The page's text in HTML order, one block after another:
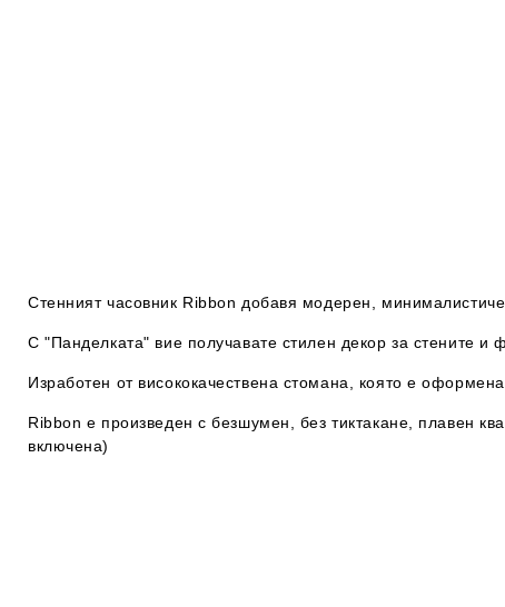
Стенният часовник Ribbon добавя модерен,
С "Панделката" вие получавате стилен декор за стените и
Изработен от висококачествена стомана, която е
Ribbon е произведен с безшумен, без тиктакане, плавен
включена)